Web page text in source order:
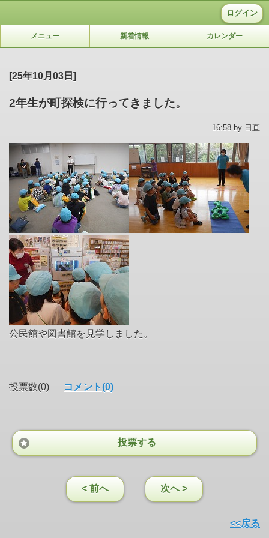
ログイン
メニュー 新着情報 カレンダー
[25年10月03日]
2年生が町探検に行ってきました。
16:58 by 日直
公民館や図書館を見学しました。
投票数(0) コメント(0)
投票する
< 前へ 次へ >
<<戻る